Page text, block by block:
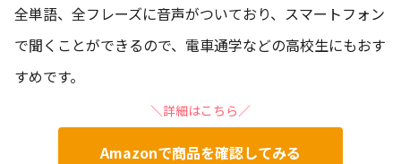
全単語、全フレーズに音声がついており、スマートフォン
で聞くことができるので、電車通学などの高校生にもおす
すめです。
＼詳細はこちら／
Amazonで商品を確認してみる